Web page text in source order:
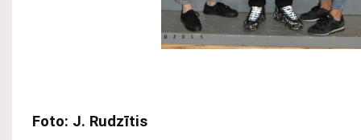
Foto: J. Rudzītis